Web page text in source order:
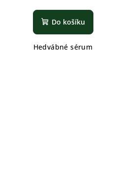
Do košíku
Hedvábné sérum